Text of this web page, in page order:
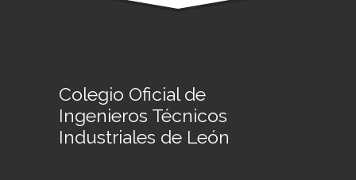
Colegio Oficial de
Ingenieros Técnicos
Industriales de León